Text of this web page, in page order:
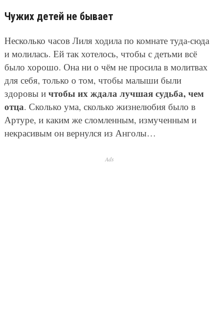
Чужих детей не бывает
Несколько часов Лиля ходила по комнате туда-сюда
и молилась. Ей так хотелось, чтобы с детьми всё
было хорошо. Она ни о чём не просила в молитвах
для себя, только о том, чтобы малыши были
здоровы и чтобы их ждала лучшая судьба, чем
отца. Сколько ума, сколько жизнелюбия было в
Артуре, и каким же сломленным, измученным и
некрасивым он вернулся из Анголы…
Ads